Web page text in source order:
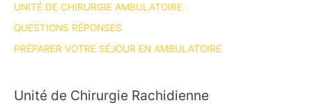
UNITÉ DE CHIRURGIE AMBULATOIRE
QUESTIONS RÉPONSES
PRÉPARER VOTRE SÉJOUR EN AMBULATOIRE
Unité de Chirurgie Rachidienne